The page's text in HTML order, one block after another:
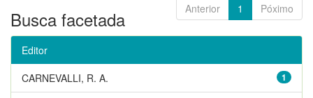
Anterior 1 Póximo
Busca facetada
Editor
1
CARNEVALLI, R. A.